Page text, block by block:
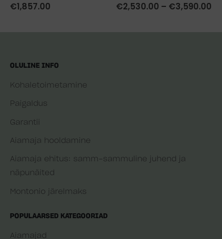
€1,857.00 €2,530.00 – €3,590.00
OLULINE INFO
Kohaletoimetamine
Paigaldus
Garantii
Aiamaja hooldamine
Aiamaja ehitus: samm-sammuline juhend ja
näpunäited
Montonio järelmaks
POPULAARSED KATEGOORIAD
Aiamajad